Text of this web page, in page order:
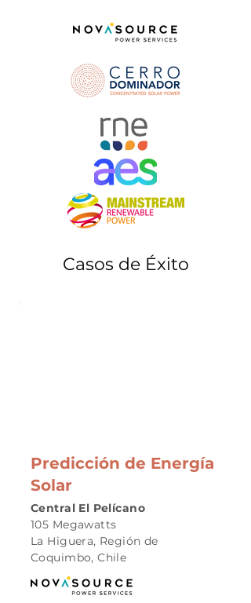
Casos de Éxito
Predicción de Energía
Solar
Central El Pelícano
105 Megawatts
La Higuera, Región de
Coquimbo, Chile